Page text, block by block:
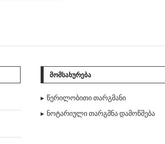
ᲛᲝᲛᲡᲐᲮᲣᲠᲔᲑᲐ
წერილობითი თარგმანი
ნოტარიული თარგმნა დამოწმება